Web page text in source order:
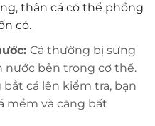
thân cá có thể phồng
có.
Cá thường bị sưng
bên trong cơ thể.
cá lên kiểm tra, bạn
mềm và căng bất